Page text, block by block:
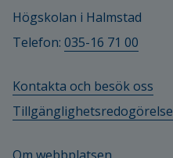
Högskolan i Halmstad
Telefon: 035-16 71 00
Kontakta och besök oss
Tillgänglighetsredogörelse